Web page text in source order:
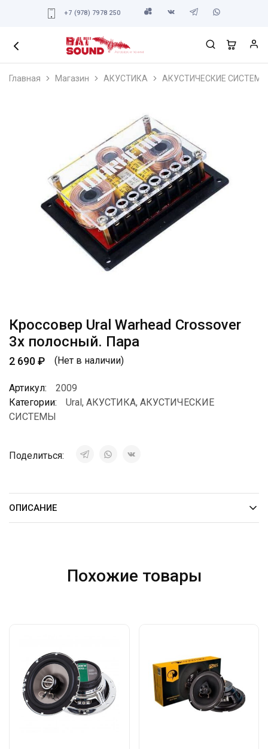
+7 (978) 7978 250
Главная Магазин АКУСТИКА АКУСТИЧЕСКИЕ СИСТЕМЫ
Кроссовер Ural Warhead Crossover
3х полосный. Пара
2 690₽ (Нет в наличии)
Артикул:
2009
Категории:
Ural, АКУСТИКА, АКУСТИЧЕСКИЕ
СИСТЕМЫ
Поделиться:
ОПИСАНИЕ
Похожие товары